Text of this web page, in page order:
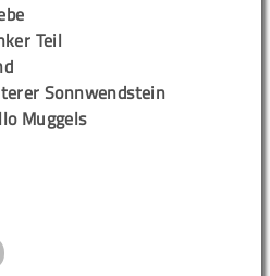
Teil
Sonnwendstein
Muggels